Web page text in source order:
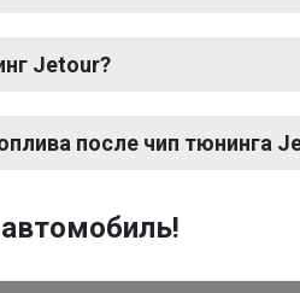
Jetour?
после чип тюнинга